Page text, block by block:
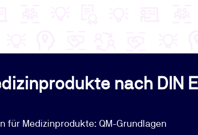
nach DIN
für Medizinprodukte: QM-Grundlagen